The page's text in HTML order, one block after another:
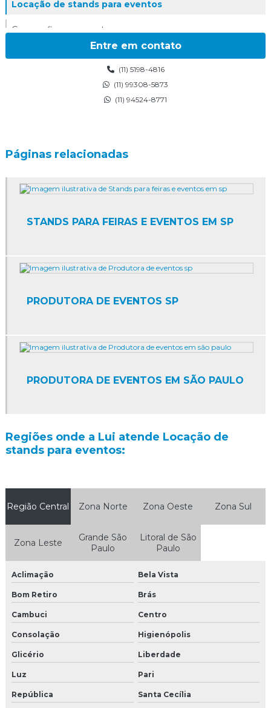
Locação de stands para eventos
Cenografia para eventos
Cenarios para eventos
Cenografia tematica
Agência de degustação
Agência de promoção de vendas
Agência de promoções e eventos sp
Agência de promotores sp
Agência de recepcionistas para eventos sp
Agência de trade marketing
Agência de trade marketing em sp
Camisetas personalizadas para eventos
Camisetas promocionais para eventos
Casting para feiras
Confecção de uniformes para feiras e eventos
Empresas de marketing promocional
Entre em contato
(11) 5198-4816
(11) 99308-5873
(11) 94524-8771
Páginas relacionadas
STANDS PARA FEIRAS E EVENTOS EM SP
PRODUTORA DE EVENTOS SP
PRODUTORA DE EVENTOS EM SÃO PAULO
Regiões onde a Lui atende Locação de
stands para eventos:
Região Central Zona Norte Zona Oeste Zona Sul
Zona Leste
Grande São
Paulo
Litoral de São
Paulo
Aclimação Bela Vista
Bom Retiro Brás
Cambuci Centro
Consolação Higienópolis
Glicério Liberdade
Luz Pari
República Santa Cecília